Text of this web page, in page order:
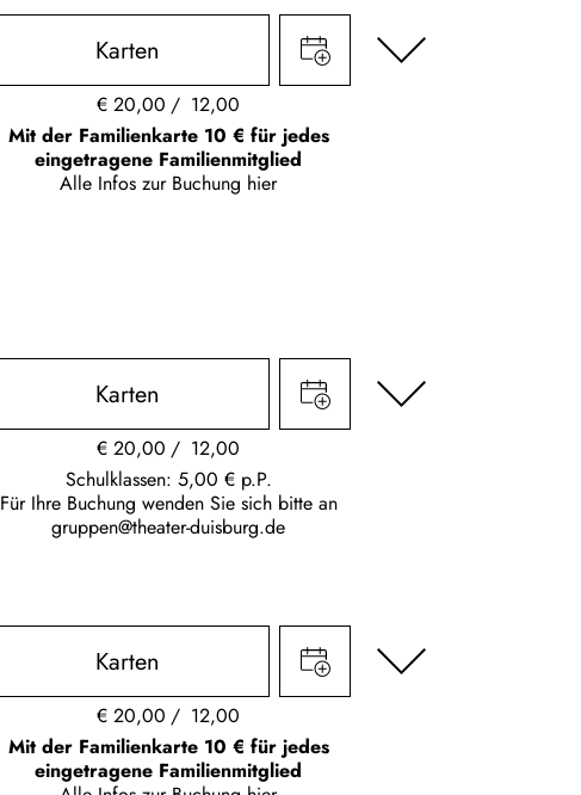
Karten
€20,00
12,00
Mit der Familienkarte 10 € für jedes
eingetragene Familienmitglied
Alle Infos zur Buchung hier
Karten
€20,00
12,00
Schulklassen: 5,00 € p.P.
Für Ihre Buchung wenden Sie sich bitte an
gruppen@theater-duisburg.de
Karten
€20,00
12,00
Mit der Familienkarte 10 € für jedes
eingetragene Familienmitglied